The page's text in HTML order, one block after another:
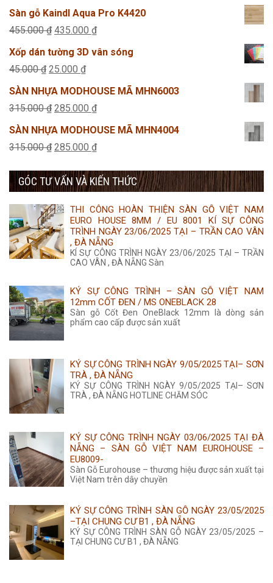
gốc
là:
hiện
tại
435.000 ₫.
Sàn gỗ Kaindl Aqua Pro K4420
455.000₫ Giá
gốc
là:
435.000 ₫Giá
hiện
435.000 ₫.
Xốp dán tường 3D vân sóng
45.000₫ Giá
gốc
là:
25.000 ₫Giá
hiện
tại
25.000 ₫.
SÀN NHỰA MODHOUSE MÃ MHN6003
315.000₫ Giá
gốc
là:
285.000 ₫Giá
hiện
tại
285.000 ₫.
SÀN NHỰA MODHOUSE MÃ MHN4004
315.000₫ Giá
là:
285.000 ₫Giá
tại
285.000 ₫.
GÓC TƯ VẤN VÀ KIẾN THỨC
THI CÔNG HOÀN THIỆN SÀN GỖ VIỆT NAM
EURO HOUSE 8MM / EU 8001 KÍ SỰ CÔNG
TRÌNH NGÀY 23/06/2025 TẠI – TRẦN CAO VÂN
, ĐÀ NẴNG
KÍ SỰ CÔNG TRÌNH NGÀY 23/06/2025 TẠI – TRẦN
CAO VÂN , ĐÀ NẴNG Sàn
KÝ SỰ CÔNG TRÌNH – SÀN GỖ VIỆT NAM
12mm CỐT ĐEN / MS ONEBLACK 28
Sàn gỗ Cốt Đen OneBlack 12mm là dòng sản
phẩm cao cấp được sản xuất
KÝ SỰ CÔNG TRÌNH NGÀY 9/05/2025 TẠI– SƠN
TRÀ , ĐÀ NẴNG
KÝ SỰ CÔNG TRÌNH NGÀY 9/05/2025 TẠI– SƠN
TRÀ , ĐÀ NẴNG HOTLINE CHĂM SÓC
KÝ SỰ CÔNG TRÌNH NGÀY 03/06/2025 TẠI ĐÀ
NẴNG – SÀN GỖ VIỆT NAM EUROHOUSE –
EU8009-
Sàn Gỗ Eurohouse – thương hiệu được sản xuất tại
Việt Nam trên dây chuyền
KÝ SỰ CÔNG TRÌNH SÀN GỖ NGÀY 23/05/2025
–TẠI CHUNG CƯ B1 , ĐÀ NẴNG
KÝ SỰ CÔNG TRÌNH SÀN GỖ NGÀY 23/05/2025 –
TẠI CHUNG CƯ B1 , ĐÀ NẴNG